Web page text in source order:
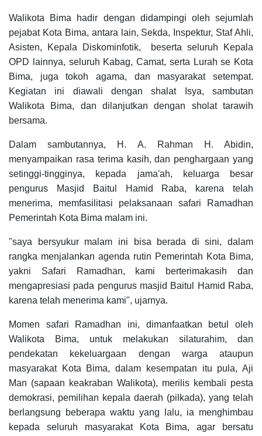
Walikota Bima hadir dengan didampingi oleh sejumlah
pejabat Kota Bima, antara lain, Sekda, Inspektur, Staf Ahli,
Asisten, Kepala Diskominfotik, beserta seluruh Kepala
OPD lainnya, seluruh Kabag, Camat, serta Lurah se Kota
Bima, juga tokoh agama, dan masyarakat setempat.
Kegiatan ini diawali dengan shalat Isya, sambutan
Walikota Bima, dan dilanjutkan dengan sholat tarawih
bersama.
Dalam sambutannya, H. A. Rahman H. Abidin,
menyampaikan rasa terima kasih, dan penghargaan yang
setinggi-tingginya, kepada jama'ah, keluarga besar
pengurus Masjid Baitul Hamid Raba, karena telah
menerima, memfasilitasi pelaksanaan safari Ramadhan
Pemerintah Kota Bima malam ini.
"saya bersyukur malam ini bisa berada di sini, dalam
rangka menjalankan agenda rutin Pemerintah Kota Bima,
yakni Safari Ramadhan, kami berterimakasih dan
mengapresiasi pada pengurus masjid Baitul Hamid Raba,
karena telah menerima kami", ujarnya.
Momen safari Ramadhan ini, dimanfaatkan betul oleh
Walikota Bima, untuk melakukan silaturahim, dan
pendekatan kekeluargaan dengan warga ataupun
masyarakat Kota Bima, dalam kesempatan itu pula, Aji
Man (sapaan keakraban Walikota), merilis kembali pesta
demokrasi, pemilihan kepala daerah (pilkada), yang telah
berlangsung beberapa waktu yang lalu, ia menghimbau
kepada seluruh masyarakat Kota Bima, agar bersatu